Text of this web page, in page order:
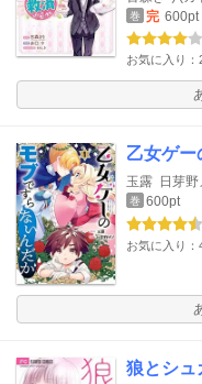
巻 完 600pt
お気に入り：
乙女ゲー
玉露 日芽野
巻 600pt
お気に入り：
狼とシュ